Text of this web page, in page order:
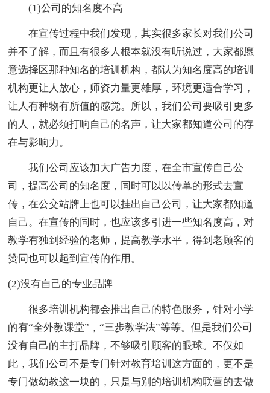
(1)公司的知名度不高
在宣传过程中我们发现，其实很多家长对我们公司
并不了解，而且有很多人根本就没有听说过，大家都愿
意选择区那种知名的培训机构，都认为知名度高的培训
机构更让人放心，师资力量更雄厚，环境更适合学习，
让人有种物有所值的感觉。所以，我们公司要吸引更多
的人，就必须打响自己的名声，让大家都知道公司的存
在与影响力。
我们公司应该加大广告力度，在全市宣传自己公
司，提高公司的知名度，同时可以以传单的形式去宣
传，在公交站牌上也可以挂出自己公司，让大家都知道
自己。在宣传的同时，也应该多引进一些知名度高，对
教学有独到经验的老师，提高教学水平，得到老顾客的
赞同也可以起到宣传的作用。
(2)没有自己的专业品牌
很多培训机构都会推出自己的特色服务，针对小学
的有“全外教课堂”，“三步教学法”等等。但是我们公司
没有自己的主打品牌，不够吸引顾客的眼球。不仅如
此，我们公司不是专门针对教育培训这方面的，更不是
专门做幼教这一块的，只是与别的培训机构联营的去做